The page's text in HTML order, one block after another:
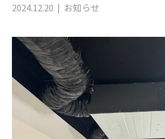
2024.12.20
お知らせ